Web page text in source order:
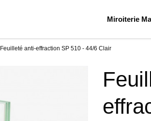
Miroiterie
Feuilleté anti-effraction SP 510 - 44/6 Clair